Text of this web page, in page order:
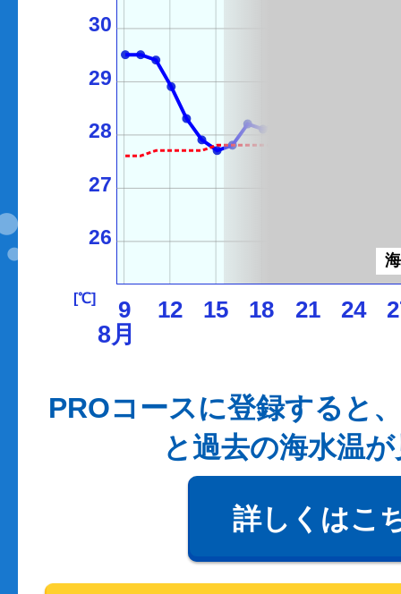
9 12 15 18 21 24
26
27
28
29
30
[℃]
8月
PROコースに登録すると
と過去の海水温
詳しくはこ